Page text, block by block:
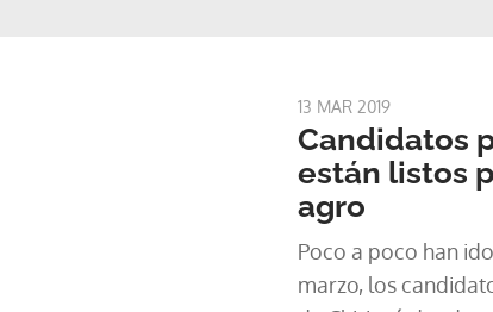
13 MAR 2019
Candidatos
están listos
agro
Poco a poco han
marzo, los